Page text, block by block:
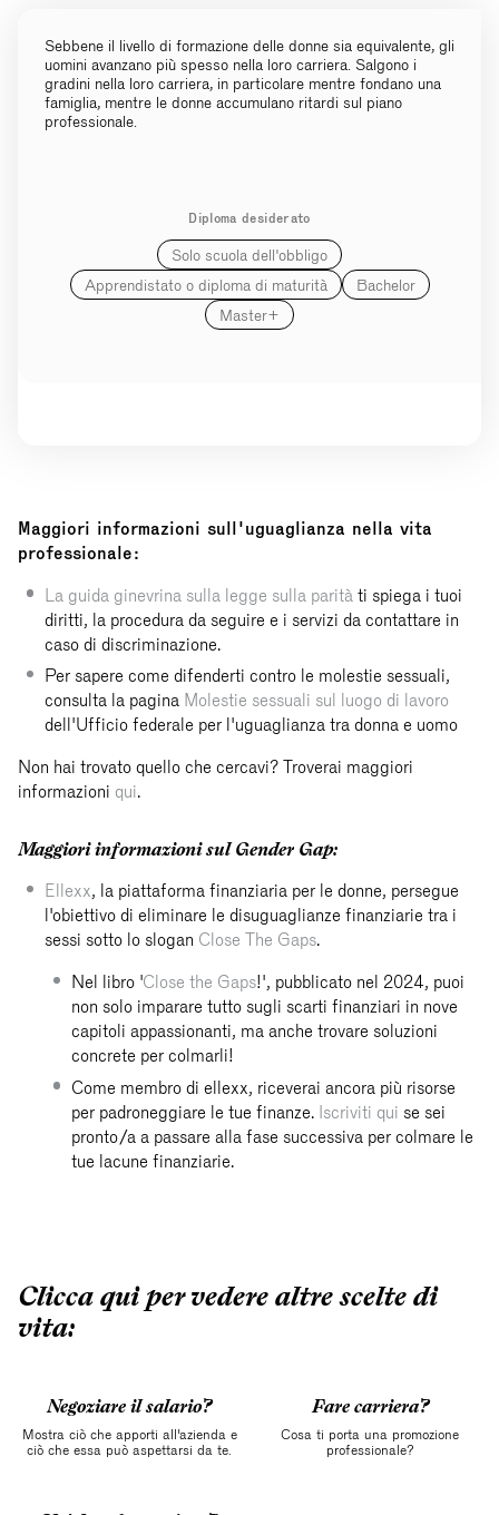
Sebbene il livello di formazione delle donne sia equivalente, gli
uomini avanzano più spesso nella loro carriera. Salgono i
gradini nella loro carriera, in particolare mentre fondano una
famiglia, mentre le donne accumulano ritardi sul piano
professionale.
Diploma desiderato
Solo scuola dell'obbligo
Apprendistato o diploma di maturità
Bachelor
Master+
Maggiori informazioni sull'uguaglianza nella vita
professionale:
La guida ginevrina sulla legge sulla parità ti spiega i tuoi
diritti, la procedura da seguire e i servizi da contattare in
caso di discriminazione.
Per sapere come difenderti contro le molestie sessuali,
consulta la pagina Molestie sessuali sul luogo di lavoro
dell'Ufficio federale per l'uguaglianza tra donna e uomo
Non hai trovato quello che cercavi? Troverai maggiori
informazioni qui.
Maggiori informazioni sul Gender Gap:
Ellexx, la piattaforma finanziaria per le donne, persegue
l'obiettivo di eliminare le disuguaglianze finanziarie tra i
sessi sotto lo slogan Close The Gaps.
Nel libro 'Close the Gaps!', pubblicato nel 2024, puoi
non solo imparare tutto sugli scarti finanziari in nove
capitoli appassionanti, ma anche trovare soluzioni
concrete per colmarli!
Come membro di ellexx, riceverai ancora più risorse
per padroneggiare le tue finanze. Iscriviti qui se sei
pronto/a a passare alla fase successiva per colmare le
tue lacune finanziarie.
Clicca qui per vedere altre scelte di
vita:
Negoziare il salario?
Mostra ciò che apporti all'azienda e
ciò che essa può aspettarsi da te.
Fare carriera?
Cosa ti porta una promozione
professionale?